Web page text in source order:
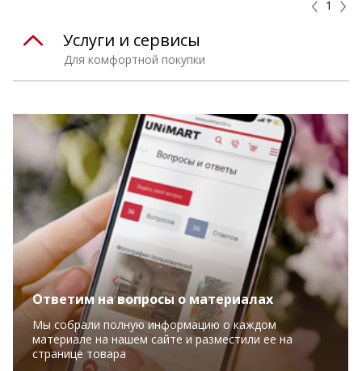
1
Для комфортной покупки
Услуги и сервисы
Ответим на вопросы о материалах
Мы собрали полную информацию о каждом
материале на нашем сайте и разместили ее на
странице товара